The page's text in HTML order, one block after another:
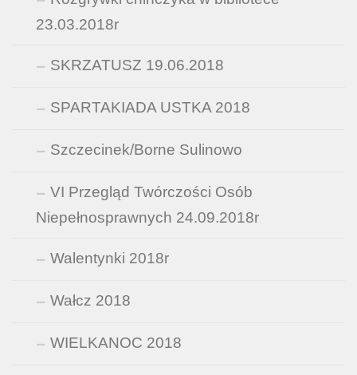
23.03.2018r
SKRZATUSZ 19.06.2018
SPARTAKIADA USTKA 2018
Szczecinek/Borne Sulinowo
VI Przegląd Twórczości Osób
Niepełnosprawnych 24.09.2018r
Walentynki 2018r
Wałcz 2018
WIELKANOC 2018